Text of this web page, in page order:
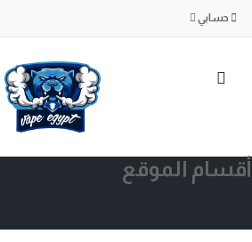
حسابي
أقسام الموقع